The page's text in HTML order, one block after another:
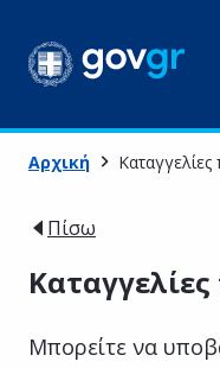
Αρχική
Πίσω
Μπορείτε να